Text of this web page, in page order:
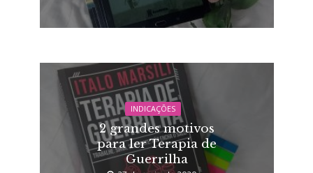
INDICAÇÕES
2 grandes motivos
para ler Terapia de
Guerrilha